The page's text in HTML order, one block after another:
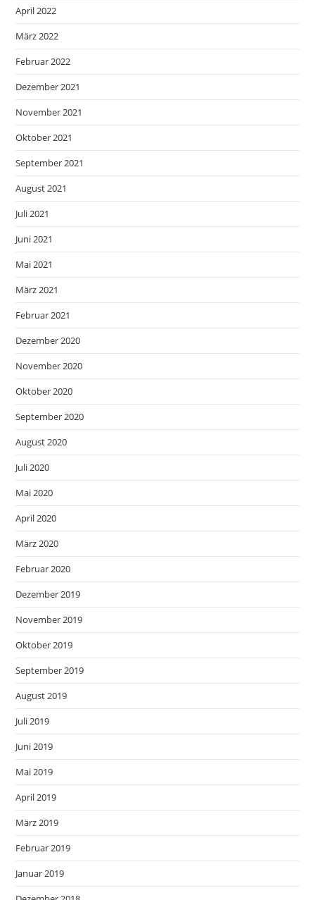
April 2022
März 2022
Februar 2022
Dezember 2021
November 2021
Oktober 2021
September 2021
August 2021
Juli 2021
Juni 2021
Mai 2021
März 2021
Februar 2021
Dezember 2020
November 2020
Oktober 2020
September 2020
August 2020
Juli 2020
Mai 2020
April 2020
März 2020
Februar 2020
Dezember 2019
November 2019
Oktober 2019
September 2019
August 2019
Juli 2019
Juni 2019
Mai 2019
April 2019
März 2019
Februar 2019
Januar 2019